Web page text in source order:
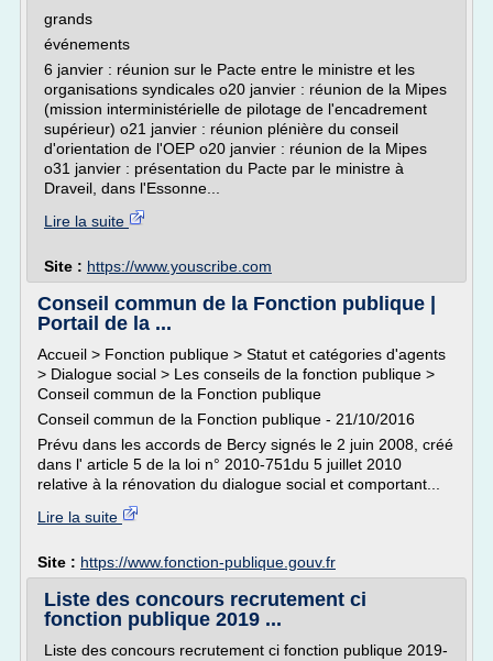
grands
événements
6 janvier : réunion sur le Pacte entre le ministre et les
organisations syndicales o20 janvier : réunion de la Mipes
(mission interministérielle de pilotage de l'encadrement
supérieur) o21 janvier : réunion plénière du conseil
d'orientation de l'OEP o20 janvier : réunion de la Mipes
o31 janvier : présentation du Pacte par le ministre à
Draveil, dans l'Essonne...
Lire la suite
Site : https://www.youscribe.com
Conseil commun de la Fonction publique |
Portail de la ...
Accueil > Fonction publique > Statut et catégories d'agents
> Dialogue social > Les conseils de la fonction publique >
Conseil commun de la Fonction publique
Conseil commun de la Fonction publique - 21/10/2016
Prévu dans les accords de Bercy signés le 2 juin 2008, créé
dans l' article 5 de la loi n° 2010-751du 5 juillet 2010
relative à la rénovation du dialogue social et comportant...
Lire la suite
Site : https://www.fonction-publique.gouv.fr
Liste des concours recrutement ci
fonction publique 2019 ...
Liste des concours recrutement ci fonction publique 2019-